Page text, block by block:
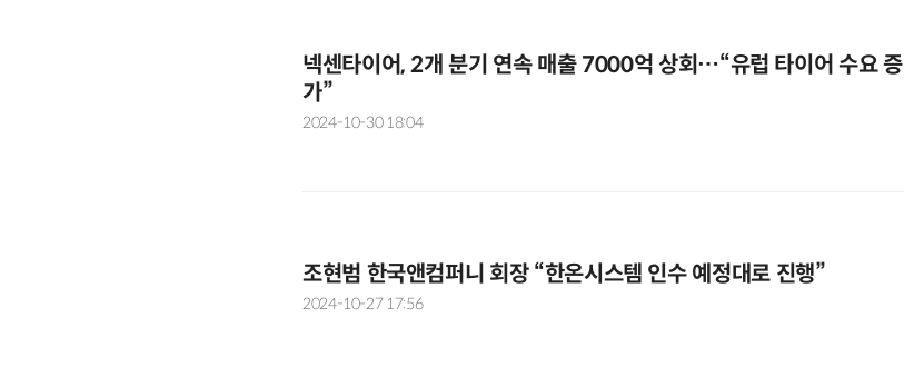
넥센타이어, 2개 분기 연속 매출 7000억 상회…“유럽 타이어 수요 증
가”
2024-10-30 18:04
조현범 한국앤컴퍼니 회장 “한온시스템 인수 예정대로 진행”
2024-10-27 17:56